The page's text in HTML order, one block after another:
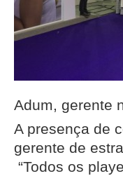
Adum, gerente
A presença de
gerente de
“Todos os